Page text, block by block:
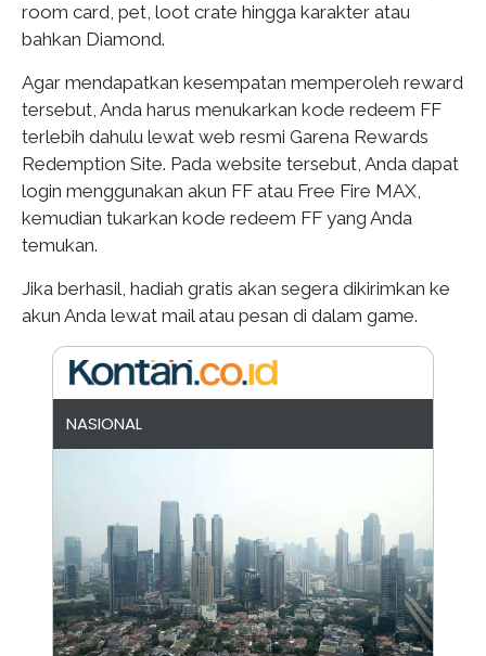
room card, pet, loot crate hingga karakter atau
bahkan Diamond.
Agar mendapatkan kesempatan memperoleh reward
tersebut, Anda harus menukarkan kode redeem FF
terlebih dahulu lewat web resmi Garena Rewards
Redemption Site. Pada website tersebut, Anda dapat
login menggunakan akun FF atau Free Fire MAX,
kemudian tukarkan kode redeem FF yang Anda
temukan.
Jika berhasil, hadiah gratis akan segera dikirimkan ke
akun Anda lewat mail atau pesan di dalam game.
NASIONAL